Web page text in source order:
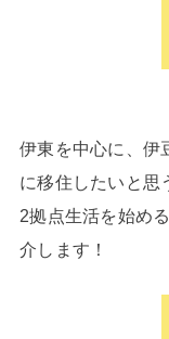
伊東を中心に、伊
に移住したいと思
2拠点生活を始め
介します！